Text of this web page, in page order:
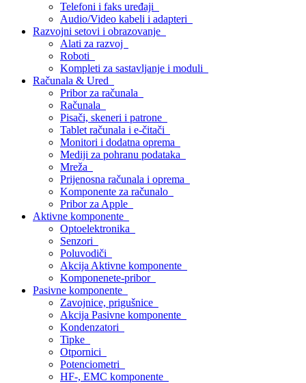
Telefoni i faks uređaji
Audio/Video kabeli i adapteri
Razvojni setovi i obrazovanje
Alati za razvoj
Roboti
Kompleti za sastavljanje i moduli
Računala & Ured
Pribor za računala
Računala
Pisači, skeneri i patrone
Tablet računala i e-čitači
Monitori i dodatna oprema
Mediji za pohranu podataka
Mreža
Prijenosna računala i oprema
Komponente za računalo
Pribor za Apple
Aktivne komponente
Optoelektronika
Senzori
Poluvodiči
Akcija Aktivne komponente
Komponenete-pribor
Pasivne komponente
Zavojnice, prigušnice
Akcija Pasivne komponente
Kondenzatori
Tipke
Otpornici
Potenciometri
HF-, EMC komponente